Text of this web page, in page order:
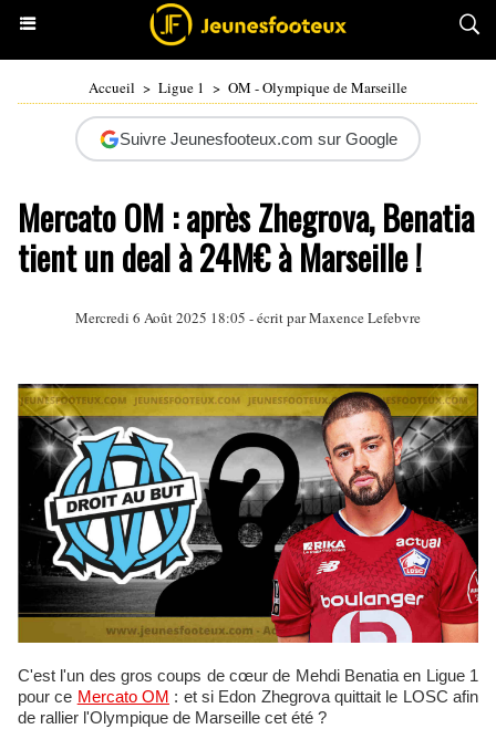
Accueil > Ligue 1 > OM - Olympique de Marseille
Suivre Jeunesfooteux.com sur Google
Mercato OM : après Zhegrova, Benatia
tient un deal à 24M€ à Marseille !
Mercredi 6 Août 2025 18:05 - écrit par Maxence Lefebvre
C'est l'un des gros coups de cœur de Mehdi Benatia en Ligue 1
pour ce Mercato OM : et si Edon Zhegrova quittait le LOSC afin
de rallier l'Olympique de Marseille cet été ?